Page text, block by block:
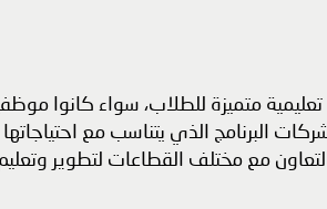
متميزة للطلاب، سواء كانوا
البرنامج الذي يتناسب مع
مع مختلف القطاعات لتطوير